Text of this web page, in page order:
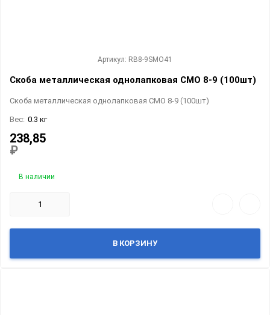
Артикул: RB8-9SMO41
Скоба металлическая однолапковая СМО 8-9 (100шт)
Скоба металлическая однолапковая СМО 8-9 (100шт)
Вес: 0.3 кг
238,85
₽
В наличии
В КОРЗИНУ